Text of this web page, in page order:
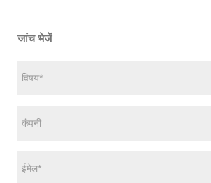
जांच भेजें